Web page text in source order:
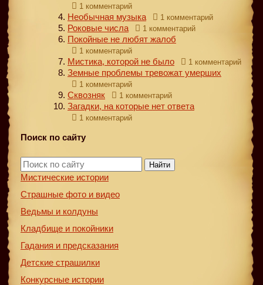
1 комментарий
Необычная музыка 1 комментарий
Роковые числа 1 комментарий
Покойные не любят жалоб
1 комментарий
Мистика, которой не было 1 комментарий
Земные проблемы тревожат умерших
1 комментарий
Сквозняк 1 комментарий
Загадки, на которые нет ответа
1 комментарий
Поиск по сайту
Найти
Мистические истории
Страшные фото и видео
Ведьмы и колдуны
Кладбище и покойники
Гадания и предсказания
Детские страшилки
Конкурсные истории